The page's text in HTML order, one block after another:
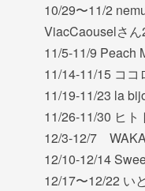
10/29〜11/2
ViacCaouselさん
11/5-11/9 Peach
11/14-11/15 ココ
11/19-11/23 la
11/26-11/30 ヒト
12/3-12/7
12/10-12/14
12/17〜12/22 い